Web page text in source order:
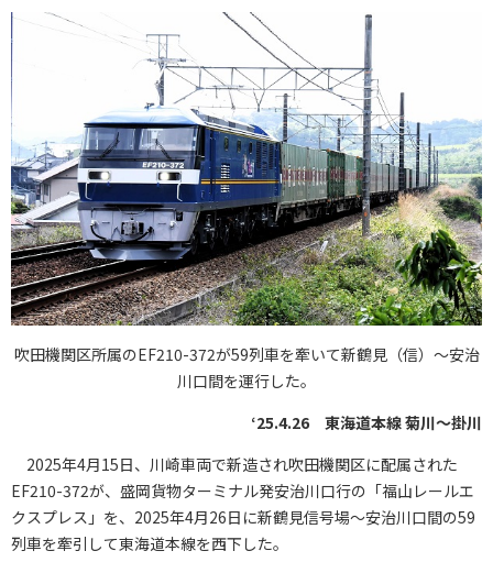
吹田機関区所属のEF210-372が59列車を牽いて新鶴見（信）～安治
川口間を運行した。
‘25.4.26 東海道本線 菊川～掛川
2025年4月15日、川崎車両で新造され吹田機関区に配属された
EF210-372が、盛岡貨物ターミナル発安治川口行の「福山レールエ
クスプレス」を、2025年4月26日に新鶴見信号場～安治川口間の59
列車を牽引して東海道本線を西下した。